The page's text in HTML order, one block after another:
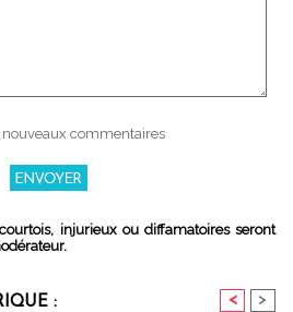
commentaires
injurieux ou diffamatoires seront
: < >